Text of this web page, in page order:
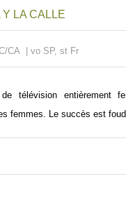
Y LA CALLE
CA | vo SP, st Fr
télévision entièrement
femmes. Le succès est